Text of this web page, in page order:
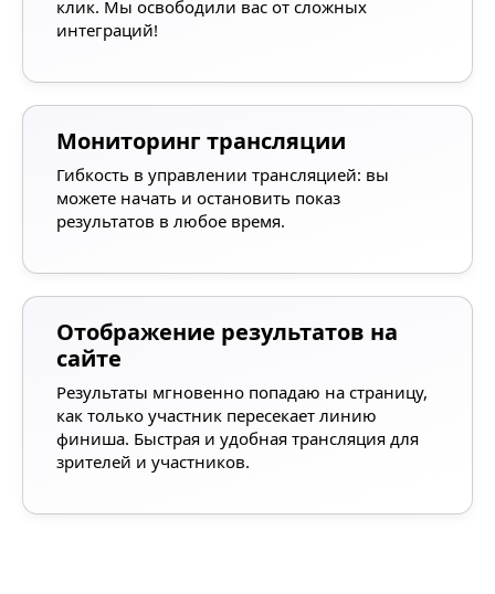
клик. Мы освободили вас от сложных
интеграций!
Мониторинг трансляции
Гибкость в управлении трансляцией: вы
можете начать и остановить показ
результатов в любое время.
Отображение результатов на
сайте
Результаты мгновенно попадаю на страницу,
как только участник пересекает линию
финиша. Быстрая и удобная трансляция для
зрителей и участников.